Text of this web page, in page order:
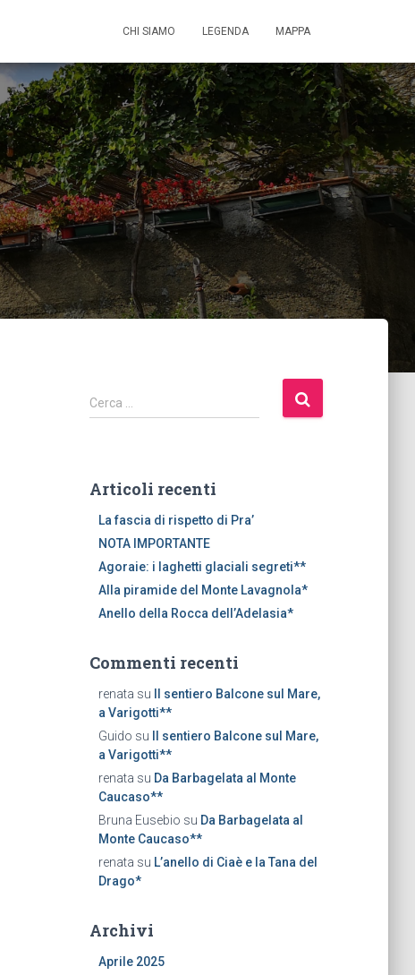
CHI SIAMO LEGENDA MAPPA
R
i
c
Cerca …
Articoli recenti
La fascia di rispetto di Pra’
NOTA IMPORTANTE
Agoraie: i laghetti glaciali segreti**
Alla piramide del Monte Lavagnola*
Anello della Rocca dell’Adelasia*
Commenti recenti
renata su
Il sentiero Balcone sul Mare,
a Varigotti**
Guido su
Il sentiero Balcone sul Mare,
a Varigotti**
renata su Da Barbagelata al Monte
Caucaso**
Bruna Eusebio su Da Barbagelata al
Monte Caucaso**
renata su L’anello di Ciaè e la Tana del
Drago*
Archivi
Aprile 2025